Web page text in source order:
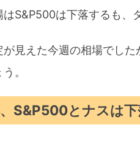
はS&P500は下落するも、
が見えた今週の相場でし
。
S&P500とナスは